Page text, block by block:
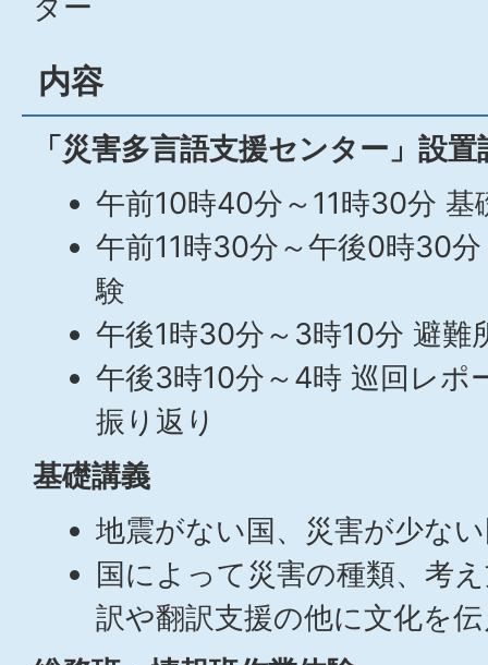
内容
「災害多言語支援センター」設置
午前10時40分～11時30分 基
午前11時30分～午後0時30
験
午後1時30分～3時10分 避難
午後3時10分～4時 巡回レポ
振り返り
基礎講義
地震がない国、災害が少な
国によって災害の種類、考
訳や翻訳支援の他に文化を